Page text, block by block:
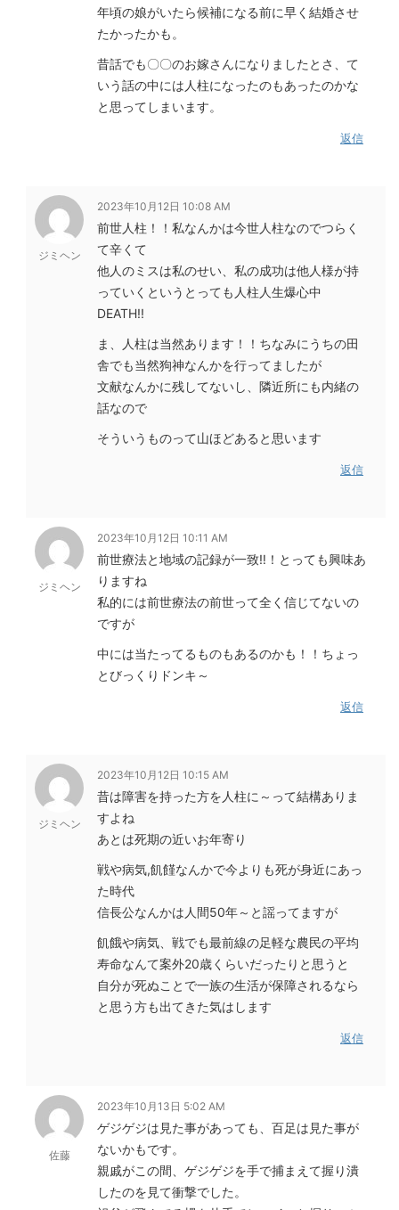
年頃の娘がいたら候補になる前に早く結婚させ
たかったかも。
昔話でも〇〇のお嫁さんになりましたとさ、て
いう話の中には人柱になったのもあったのかな
と思ってしまいます。
返信
ジミヘン
2023年10月12日 10:08 AM
前世人柱！！私なんかは今世人柱なのでつらく
て辛くて
他人のミスは私のせい、私の成功は他人様が持
っていくというとっても人柱人生爆心中
DEATH!!
ま、人柱は当然あります！！ちなみにうちの田
舎でも当然狗神なんかを行ってましたが
文献なんかに残してないし、隣近所にも内緒の
話なので
そういうものって山ほどあると思います
返信
ジミヘン
2023年10月12日 10:11 AM
前世療法と地域の記録が一致‼！とっても興味あ
りますね
私的には前世療法の前世って全く信じてないの
ですが
中には当たってるものもあるのかも！！ちょっ
とびっくりドンキ～
返信
ジミヘン
2023年10月12日 10:15 AM
昔は障害を持った方を人柱に～って結構ありま
すよね
あとは死期の近いお年寄り
戦や病気,飢饉なんかで今よりも死が身近にあっ
た時代
信長公なんかは人間50年～と謡ってますが
飢餓や病気、戦でも最前線の足軽な農民の平均
寿命なんて案外20歳くらいだったりと思うと
自分が死ぬことで一族の生活が保障されるなら
と思う方も出てきた気はします
返信
佐藤
2023年10月13日 5:02 AM
ゲジゲジは見た事があっても、百足は見た事が
ないかもです。
親戚がこの間、ゲジゲジを手で捕まえて握り潰
したのを見て衝撃でした。